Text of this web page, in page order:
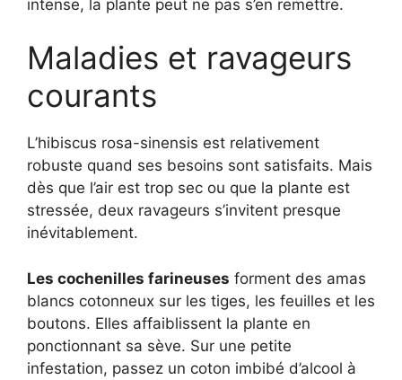
intense, la plante peut ne pas s’en remettre.
Maladies et ravageurs
courants
L’hibiscus rosa-sinensis est relativement
robuste quand ses besoins sont satisfaits. Mais
dès que l’air est trop sec ou que la plante est
stressée, deux ravageurs s’invitent presque
inévitablement.
Les cochenilles farineuses forment des amas
blancs cotonneux sur les tiges, les feuilles et les
boutons. Elles affaiblissent la plante en
ponctionnant sa sève. Sur une petite
infestation, passez un coton imbibé d’alcool à